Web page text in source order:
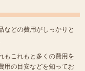
などの費用がしっかりと
もこれもと多くの費用を
用の目安などを知ってお